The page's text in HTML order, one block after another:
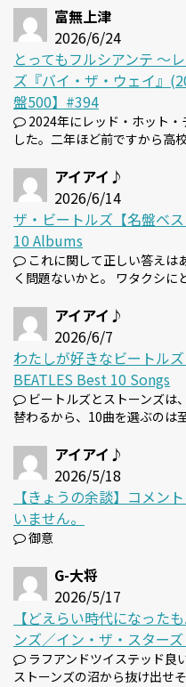
富無上津
2026/6/24
とってもフルシアンテ 〜
ズ『バイ・ザ・ウェイ』
盤500】#394
2024年にレッド・ホット
した。二年ほど前ですから高
アイアイ♪
2026/6/14
ザ・ビートルズ【名盤ベ
10 Albums
これに関して正しい答えは
く問題ないかと。 ワタクシに
アイアイ♪
2026/6/7
わたしが好きなビートル
BEATLES Best 10 Songs
ビートルズとストーンズは
替わるから、10曲を選ぶのは
アイアイ♪
2026/5/18
【きょうの余談】コメン
いません。
御意
G-大将
2026/5/17
【どえらい時代になった
ンズ／イン・ザ・スター
ラフアンドツイステッド良
ストーンズの沼から抜け出せ